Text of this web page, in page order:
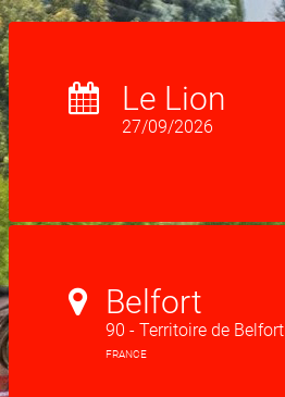
Le Lion
27/09/2026
Belfort
90 - Territoire de Belfort
FRANCE